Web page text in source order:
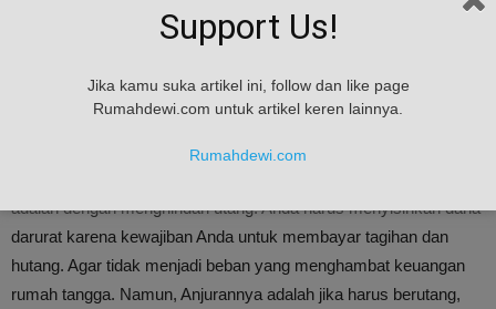
Ingatlah bahwa uang yang Anda sisihkan setiap bulannya adalah
untuk dana darurat yang hanya akan digunakan dalam keadaan
adalah dengan menghindari utang. Anda harus menyisihkan dana
darurat karena kewajiban Anda untuk membayar tagihan dan
hutang. Agar tidak menjadi beban yang menghambat keuangan
rumah tangga. Namun, Anjurannya adalah jika harus berutang,
Support Us!
Jika kamu suka artikel ini, follow dan like page
Rumahdewi.com untuk artikel keren lainnya.
Rumahdewi.com